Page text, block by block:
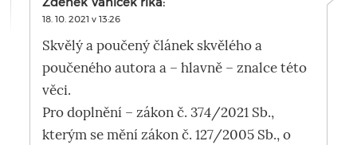
18. 10. 2021 v 13:26
Skvělý a poučený článek skvělého a
poučeného autora a – hlavně – znalce této
věci.
Pro doplnění – zákon č. 374/2021 Sb.,
kterým se mění zákon č. 127/2005 Sb., o